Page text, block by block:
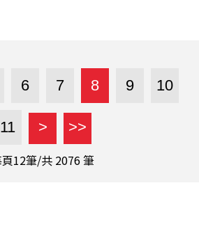
億
管理
金及
9兆
出，從原料到產品，台
糖都是以高標準自我檢
驗，「怎麼驗都沒問
題」，且在此次事件
中，台糖除積極配合主
管機關，產品從源頭管
6 7 8 9 10
11 > >>
12筆/共 2076筆